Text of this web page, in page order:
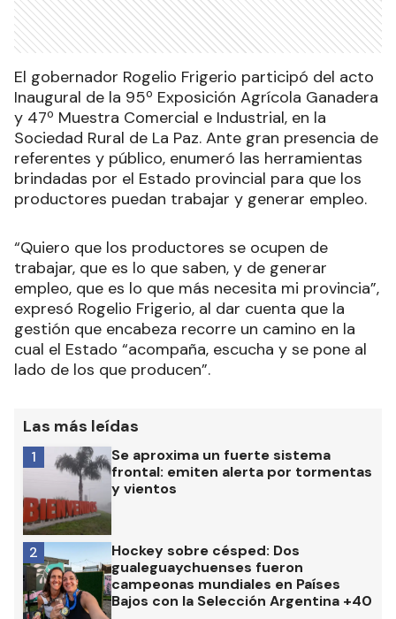
El gobernador Rogelio Frigerio participó del acto
Inaugural de la 95º Exposición Agrícola Ganadera
y 47º Muestra Comercial e Industrial, en la
Sociedad Rural de La Paz. Ante gran presencia de
referentes y público, enumeró las herramientas
brindadas por el Estado provincial para que los
productores puedan trabajar y generar empleo.
“Quiero que los productores se ocupen de
trabajar, que es lo que saben, y de generar
empleo, que es lo que más necesita mi provincia”,
expresó Rogelio Frigerio, al dar cuenta que la
gestión que encabeza recorre un camino en la
cual el Estado “acompaña, escucha y se pone al
lado de los que producen”.
Las más leídas
Se aproxima un fuerte sistema
frontal: emiten alerta por tormentas
y vientos
1
Hockey sobre césped: Dos
gualeguaychuenses fueron
campeonas mundiales en Países
Bajos con la Selección Argentina +40
2